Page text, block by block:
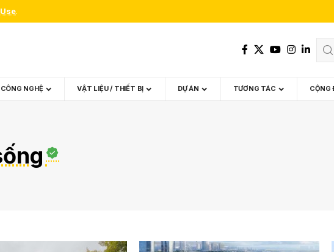
.
CÔNG NGHỆ VẬT LIỆU / THIẾT BỊ DỰ ÁN TƯƠNG TÁC CỘNG